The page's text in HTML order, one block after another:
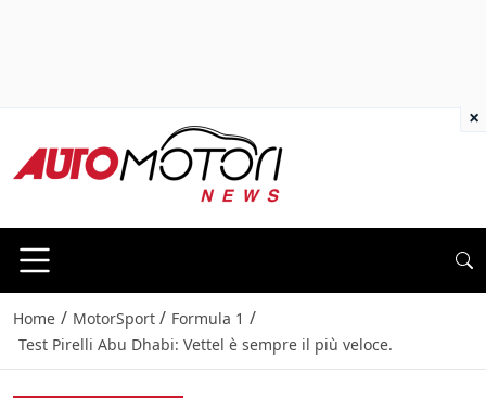
Home / MotorSport / Formula 1 /
Test Pirelli Abu Dhabi: Vettel è sempre il più veloce.
×